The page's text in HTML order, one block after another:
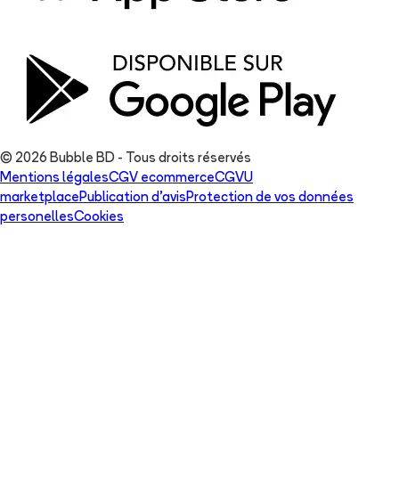
© 2026 Bubble BD - Tous droits réservés
Mentions légalesCGV ecommerceCGVU
marketplacePublication d'avisProtection de vos données
personellesCookies